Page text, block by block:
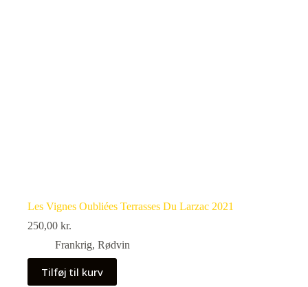
Les Vignes Oubliées Terrasses Du Larzac 2021
250,00 kr.
Frankrig, Rødvin
Tilføj til kurv